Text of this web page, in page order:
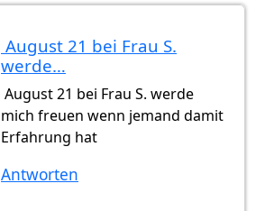
August 21 bei Frau S.
werde…
August 21 bei Frau S. werde
mich freuen wenn jemand damit
Erfahrung hat
Antworten